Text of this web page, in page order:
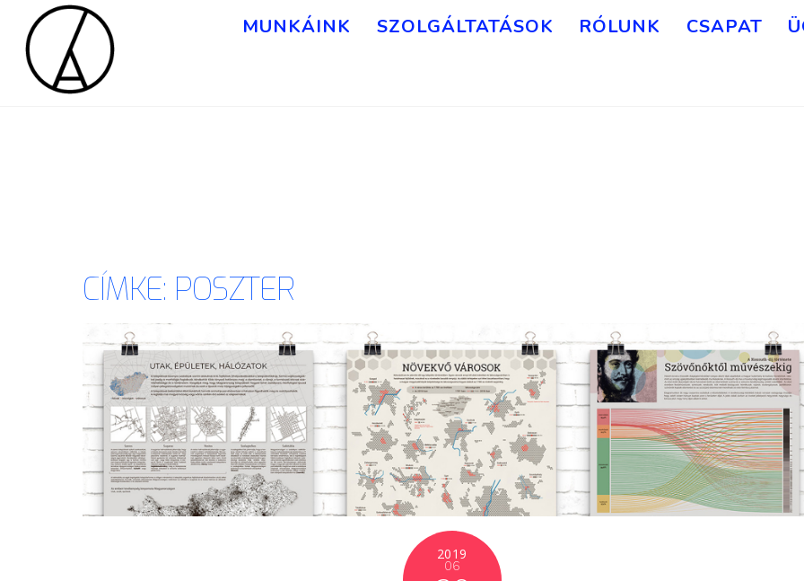
MUNKÁINK SZOLGÁLTATÁSOK RÓLUNK CSAPAT
CÍMKE: POSZTER
2019
06